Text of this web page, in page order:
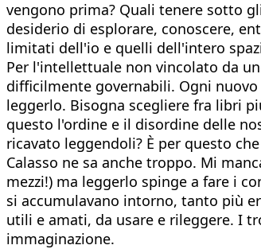
vengono prima? Quali tenere sotto
desiderio di esplorare, conoscere,
limitati dell'io e quelli dell'intero
Per l'intellettuale non vincolato da
difficilmente governabili. Ogni
leggerlo. Bisogna scegliere fra libri
questo l'ordine e il disordine delle
ricavato leggendoli? È per questo
Calasso ne sa anche troppo. Mi
mezzi!) ma leggerlo spinge a fare i
si accumulavano intorno, tanto più
utili e amati, da usare e rileggere. I
immaginazione.